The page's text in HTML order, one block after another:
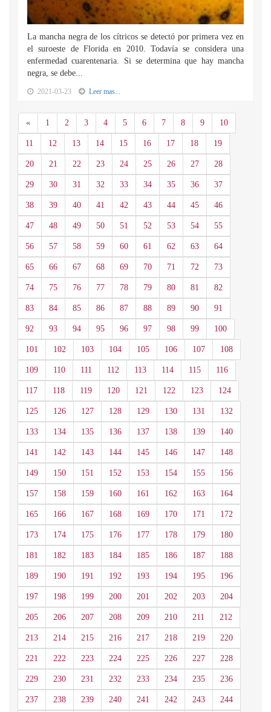
La mancha negra de los cítricos se detectó por primera vez en
el suroeste de Florida en 2010. Todavía se considera una
enfermedad cuarentenaria. Si se determina que hay mancha
negra, se debe...
2021-03-23 Leer mas...
«Anterior
1 2 3 4 5 6 7 8 9 10
11 12 13 14 15 16 17 18 19
20 21 22 23 24 25 26 27 28
29 30 31 32 33 34 35 36 37
38 39 40 41 42 43 44 45 46
47 48 49 50 51 52 53 54 55
56 57 58 59 60 61 62 63 64
65 66 67 68 69 70 71 72 73
74 75 76 77 78 79 80 81 82
83 84 85 86 87 88 89 90 91
92 93 94 95 96 97 98 99 100
101 102 103 104 105 106 107 108
109 110 111 112 113 114 115 116
117 118 119 120 121 122 123 124
125 126 127 128 129 130 131 132
133 134 135 136 137 138 139 140
141 142 143 144 145 146 147 148
149 150 151 152 153 154 155 156
157 158 159 160 161 162 163 164
165 166 167 168 169 170 171 172
173 174 175 176 177 178 179 180
181 182 183 184 185 186 187 188
189 190 191 192 193 194 195 196
197 198 199 200 201 202 203 204
205 206 207 208 209 210 211 212
213 214 215 216 217 218 219 220
221 222 223 224 225 226 227 228
229 230 231 232 233 234 235 236
237 238 239 240 241 242 243 244